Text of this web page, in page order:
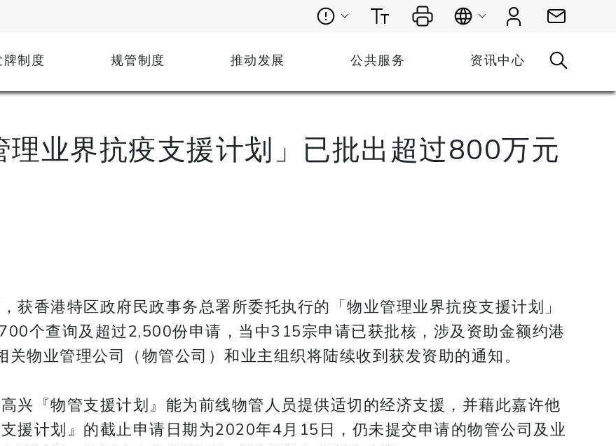
牌制度 规管制度 推动发展 公共服务 资讯中心
业界抗疫支援计划」已批出超过800万元
获香港特区政府民政事务总署所委托执行的「物业管理业界抗疫支援计划」
个查询及超过2,500份申请，当中315宗申请已获批核，涉及资助金额约港
物业管理公司（物管公司）和业主组织将陆续收到获发资助的通知。
兴『物管支援计划』能为前线物管人员提供适切的经济支援，并藉此嘉许他
援计划』的截止申请日期为2020年4月15日，仍未提交申请的物管公司及业